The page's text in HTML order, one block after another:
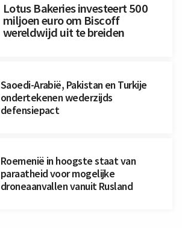
Lotus Bakeries investeert 500
miljoen euro om Biscoff
wereldwijd uit te breiden
Saoedi-Arabië, Pakistan en Turkije
ondertekenen wederzijds
defensiepact
Roemenië in hoogste staat van
paraatheid voor mogelijke
droneaanvallen vanuit Rusland